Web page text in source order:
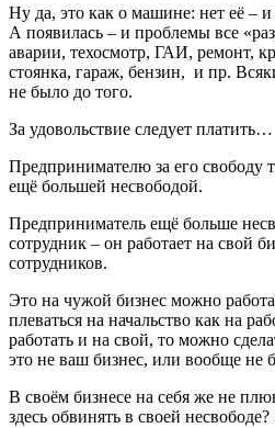
Ну да, это как о машине: нет её – и
А появилась – и проблемы все
аварии, техосмотр, ГАИ, ремонт,
стоянка, гараж, бензин, и пр.
не было до того.
За удовольствие следует платить…
Предпринимателю за его свободу
ещё большей несвободой.
Предприниматель ещё больше
сотрудник – он работает на свой
сотрудников.
Это на чужой бизнес можно
плеваться на начальство как на
работать и на свой, то можно
это не ваш бизнес, или вообще не
В своём бизнесе на себя же не
здесь обвинять в своей